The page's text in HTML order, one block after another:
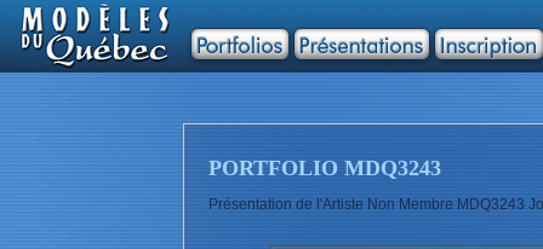
PORTFOLIO MDQ3243
Présentation de l'Artiste Non Membre MDQ3243